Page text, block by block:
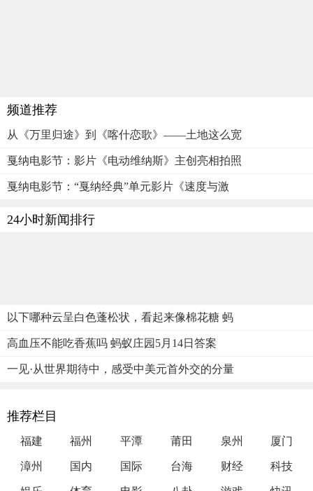
频道推荐
从《万里归途》到《喀什恋歌》——土地这么宽
戛纳电影节：影片《电动维纳斯》主创亮相拍照
戛纳电影节：“戛纳经典”单元影片《速度与激
24小时新闻排行
以下哪种云呈白色蓬松状，看起来像棉花糖 蚂
高血压不能吃香蕉吗 蚂蚁庄园5月14日答案
一见·从世界期待中，感受中美元首外交的分量
推荐栏目
福建 福州 平潭 莆田 泉州 厦门
漳州 国内 国际 台海 财经 科技